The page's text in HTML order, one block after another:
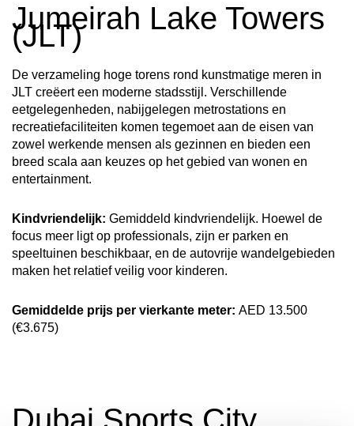
Jumeirah Lake Towers
(JLT)
De verzameling hoge torens rond kunstmatige meren in
JLT creëert een moderne stadsstijl. Verschillende
eetgelegenheden, nabijgelegen metrostations en
recreatiefaciliteiten komen tegemoet aan de eisen van
zowel werkende mensen als gezinnen en bieden een
breed scala aan keuzes op het gebied van wonen en
entertainment.
Kindvriendelijk: Gemiddeld kindvriendelijk. Hoewel de
focus meer ligt op professionals, zijn er parken en
speeltuinen beschikbaar, en de autovrije wandelgebieden
maken het relatief veilig voor kinderen.
Gemiddelde prijs per vierkante meter: AED 13.500
(€3.675)